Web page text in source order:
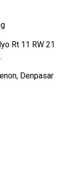
Rt 11 RW 21
Denpasar